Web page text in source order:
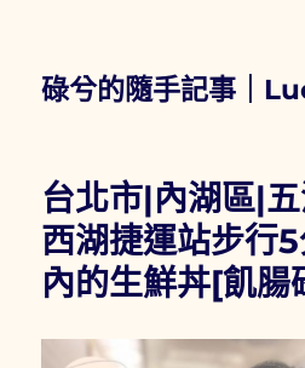
碌兮的隨手記事｜
台北市|內湖區|
西湖捷運站步行
內的生鮮丼[飢腸